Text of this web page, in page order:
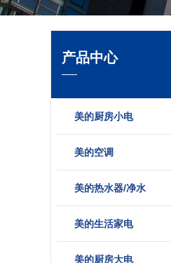
产品中心
美的厨房小电
美的空调
美的热水器/净水
美的生活家电
美的厨房大电